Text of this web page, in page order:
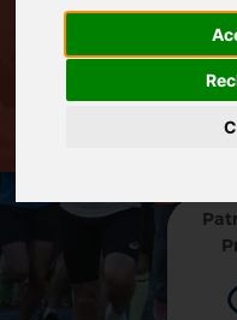
Resultados